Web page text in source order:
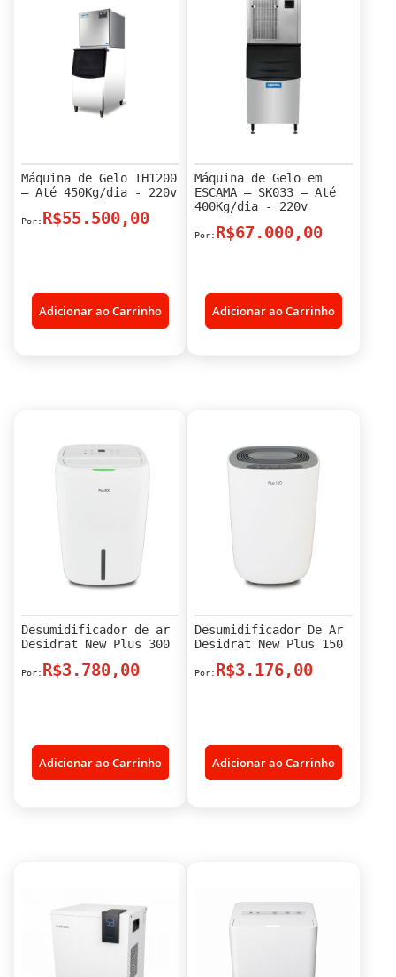
Máquina de Gelo TH1200
– Até 450Kg/dia - 220v
R$55.500,00
Adicionar ao Carrinho
Máquina de Gelo em
ESCAMA – SK033 – Até
400Kg/dia - 220v
R$67.000,00
Adicionar ao Carrinho
Desumidificador de ar
Desidrat New Plus 300
R$3.780,00
Adicionar ao Carrinho
Desumidificador De Ar
Desidrat New Plus 150
R$3.176,00
Adicionar ao Carrinho